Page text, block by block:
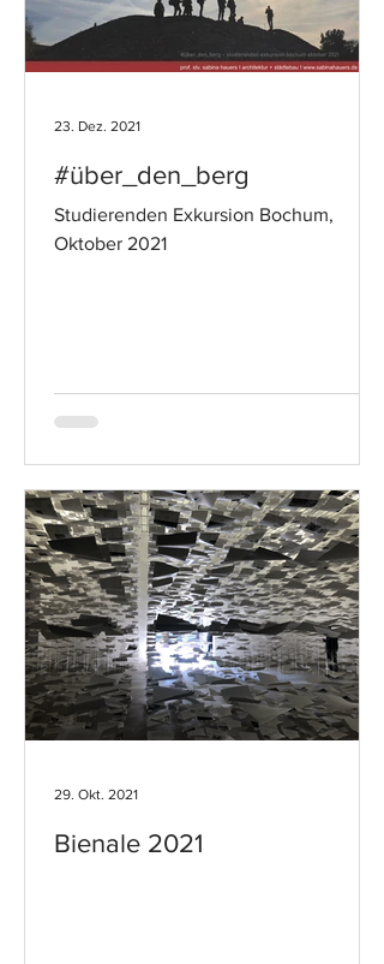
#über_den_berg
Studierenden Exkursion Bochum,
Oktober 2021
23. Dez. 2021
Bienale 2021
29. Okt. 2021